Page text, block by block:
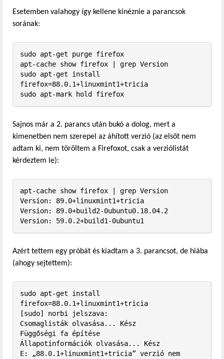
Esetemben valahogy így kellene kinéznie a parancsok
sorának:
sudo apt-get purge firefox
apt-cache show firefox | grep Version
sudo apt-get install
firefox=88.0.1+linuxmint1+tricia
sudo apt-mark hold firefox
Sajnos már a 2. parancs után bukó a dolog, mert a
kimenetben nem szerepel az áhított verzió (az elsőt nem
adtam ki, nem töröltem a Firefoxot, csak a verziólistát
kérdeztem le):
apt-cache show firefox | grep Version
Version: 89.0+linuxmint1+tricia
Version: 89.0+build2-0ubuntu0.18.04.2
Version: 59.0.2+build1-0ubuntu1
Azért tettem egy próbát és kiadtam a 3. parancsot, de hiába
(ahogy sejtettem):
sudo apt-get install
firefox=88.0.1+linuxmint1+tricia
[sudo] norbi jelszava:
Csomaglisták olvasása... Kész
Függőségi fa építése
Állapotinformációk olvasása... Kész
E: „88.0.1+linuxmint1+tricia” verzió nem